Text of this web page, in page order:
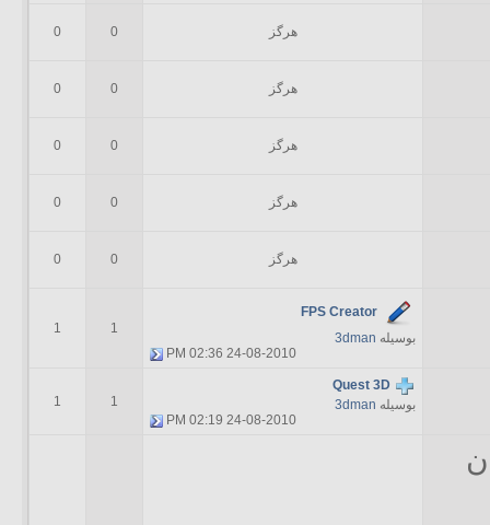
هرگز 0
0
هرگز 0
0
هرگز 0
0
هرگز 0
0
هرگز 0
0
FPS Creator
بوسیله 3dman
24-08-2010
02:36 PM
1
1
Quest 3D
بوسیله 3dman
24-08-2010
02:19 PM
1
1